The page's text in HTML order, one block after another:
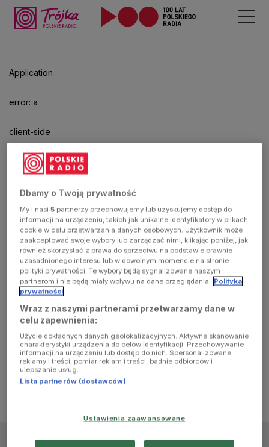
Application
error: a
client-side
exception
has
occurred
(see the
browser
console for
more
information)
aby
odtwarzać.
Dbamy o Twoją prywatność
My i nasi5 partnerzy przechowujemy lub uzyskujemy dostęp do
informacji na urządzeniu, takich jak unikalne identyfikatory w plikach
cookie w celu przetwarzania danych osobowych. Użytkownik może
zaakceptować swoje wybory lub zarządzać nimi, klikając poniżej, jak
również skorzystać z prawa do sprzeciwu na podstawie prawnie
uzasadnionego interesu lub w dowolnym momencie na stronie
polityki prywatności. Te wybory będą sygnalizowane naszym
partnerom i nie będą miały wpływu na dane przeglądania. Polityka
prywatności
Wraz z naszymi partnerami przetwarzamy dane w
celu zapewnienia:
Użycie dokładnych danych geolokalizacyjnych. Aktywne skanowanie
charakterystyki urządzenia do celów identyfikacji. Przechowywanie
informacji na urządzeniu lub dostęp do nich. Spersonalizowane
reklamy i treści, pomiar reklam i treści, badnie odbiorców i
ulepszanie usług.
Lista partnerów (dostawców)
Ustawienia zaawansowane